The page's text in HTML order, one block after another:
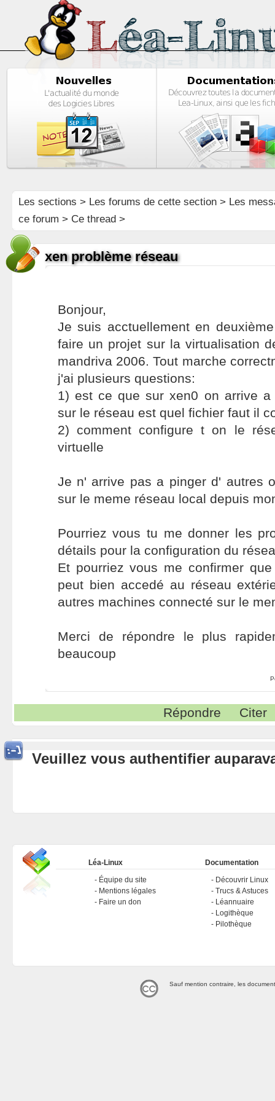
Les sections > Les forums de cette section> Les
ce forum > Ce thread >
xen problème réseau
Bonjour,
Je suis acctuellement en
faire un projet sur la virtualisation
mandriva 2006. Tout marche
j'ai plusieurs questions:
1) est ce que sur xen0 on arrive a
sur le réseau est quel fichier faut il
2) comment configure t on le
virtuelle
Je n' arrive pas a pinger d' autres
sur le meme réseau local depuis
Pourriez vous tu me donner les
détails pour la configuration du
Et pourriez vous me confirmer
peut bien accedé au réseau
autres machines connecté sur le
Merci de répondre le plus
beaucoup
Répondre Citer
Veuillez vous authentifier
Léa-Linux
Équipe du site
Mentions légales
Faire un don
Documentation
Découvrir Linux
Trucs & Astuces
Léannuaire
Logithèque
Pilothèque
Sauf mention contraire, les